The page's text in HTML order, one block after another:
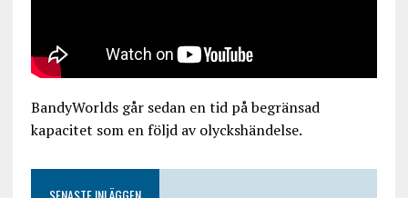
BandyWorlds går sedan en tid på begränsad
kapacitet som en följd av olyckshändelse.